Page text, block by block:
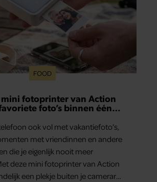
FOOD
mini fotoprinter van Action
foto’s binnen één
ook vol met vakantiefoto’s,
met vriendinnen en andere
die je eigenlijk nooit meer
deze mini fotoprinter van Action
een plekje buiten je camerarol.